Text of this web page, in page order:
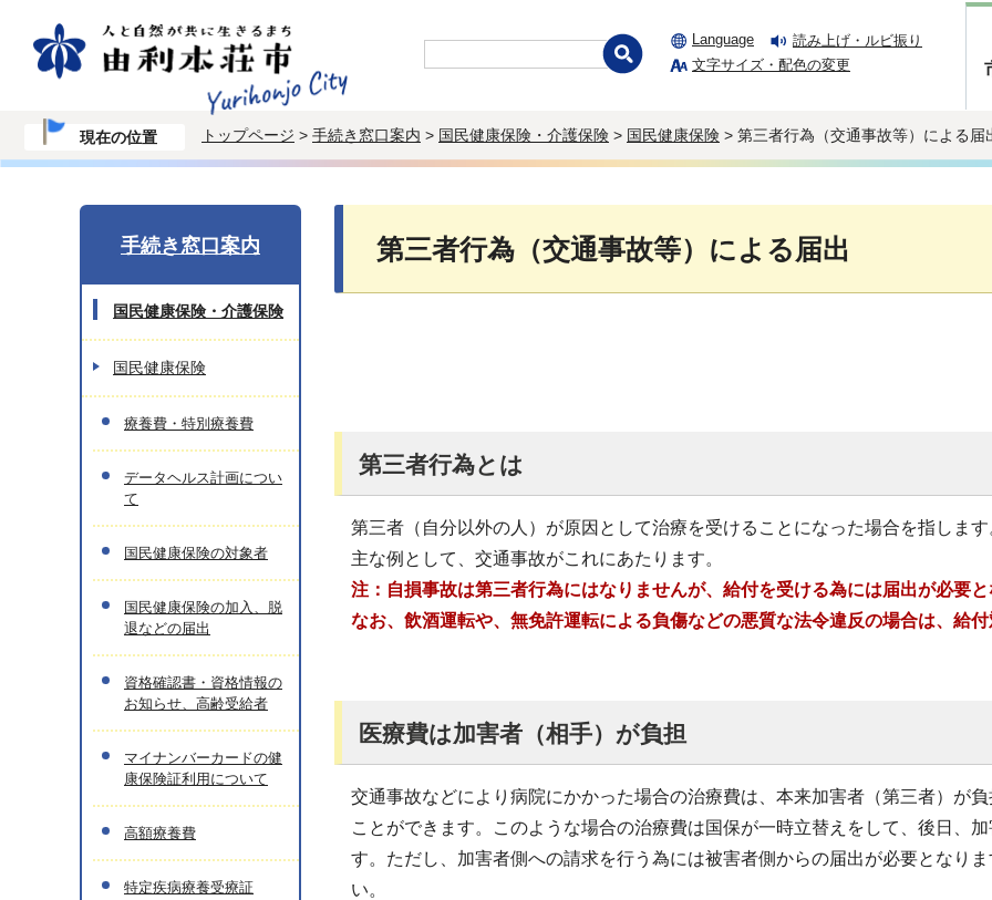
Language
読み上げ・ルビ振り
文字サイズ・配色の変更
現在の位置 トップページ > 手続き窓口案内 > 国民健康保険・介護保険 > 国民健康保険 > 第三者行為（交通事故等）による届
第三者行為（交通事故等）による届出
第三者行為とは
第三者（自分以外の人）が原因として治療を受けることになった場合を指します
主な例として、交通事故がこれにあたります。
注：自損事故は第三者行為にはなりませんが、給付を受ける為には届出が必要と
なお、飲酒運転や、無免許運転による負傷などの悪質な法令違反の場合は、給付
医療費は加害者（相手）が負担
交通事故などにより病院にかかった場合の治療費は、本来加害者（第三者）が
ことができます。このような場合の治療費は国保が一時立替えをして、後日、
す。ただし、加害者側への請求を行う為には被害者側からの届出が必要となり
い。
手続き窓口案内
国民健康保険・介護保険
国民健康保険
療養費・特別療養費
データヘルス計画につい
て
国民健康保険の対象者
国民健康保険の加入、脱
退などの届出
資格確認書・資格情報の
お知らせ、高齢受給者
マイナンバーカードの健
康保険証利用について
高額療養費
特定疾病療養受療証